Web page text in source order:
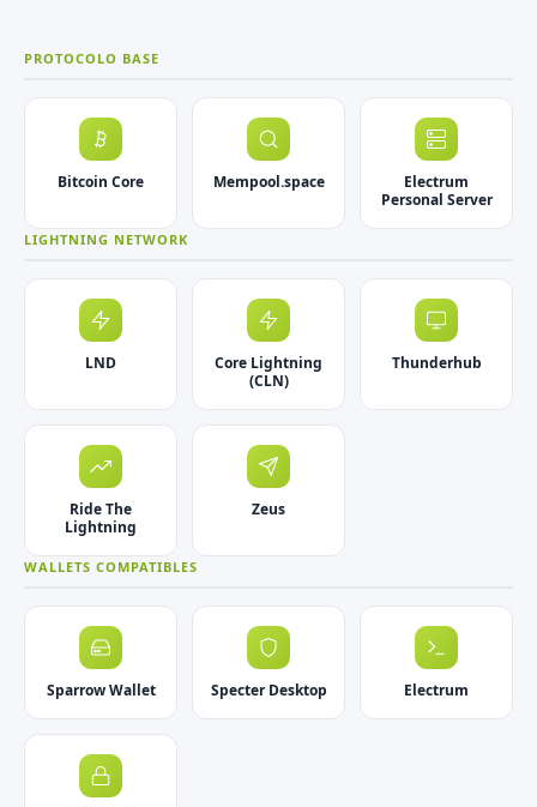
PROTOCOLO BASE
Bitcoin Core Mempool.space
Electrum
Personal Server
LIGHTNING NETWORK
LND
Core Lightning
(CLN)
Thunderhub
Ride The
Lightning
Zeus
WALLETS COMPATIBLES
Sparrow Wallet Specter Desktop Electrum